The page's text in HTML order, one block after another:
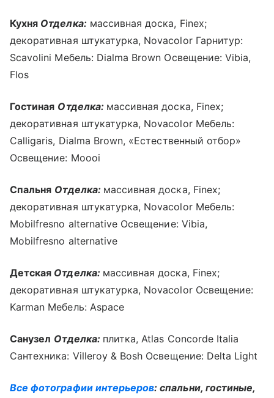
Кухня Отделка:массивная доска, Finex;
декоративная штукатурка, Novacolor Гарнитур:
Scavolini Мебель: Dialma Brown Освещение: Vibia,
Flos
Гостиная Отделка: массивная доска, Finex;
декоративная штукатурка, Novacolor Мебель:
Calligaris, Dialma Brown, «Естественный отбор»
Освещение: Moooi
Спальня Отделка: массивная доска, Finex;
декоративная штукатурка, Novacolor Мебель:
Mobilfresno alternative Освещение: Vibia,
Mobilfresno alternative
Детская Отделка: массивная доска, Finex;
декоративная штукатурка, Novacolor Освещение:
Karman Мебель: Aspace
Санузел Отделка: плитка, Atlas Concorde Italia
Сантехника: Villeroy & Bosh Освещение: Delta Light
Все фотографии интерьеров: спальни, гостиные,